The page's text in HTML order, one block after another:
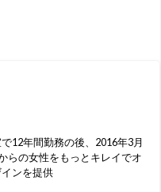
12年間勤務の後、2016年3月
らの女性をもっとキレイでオ
ンを提供